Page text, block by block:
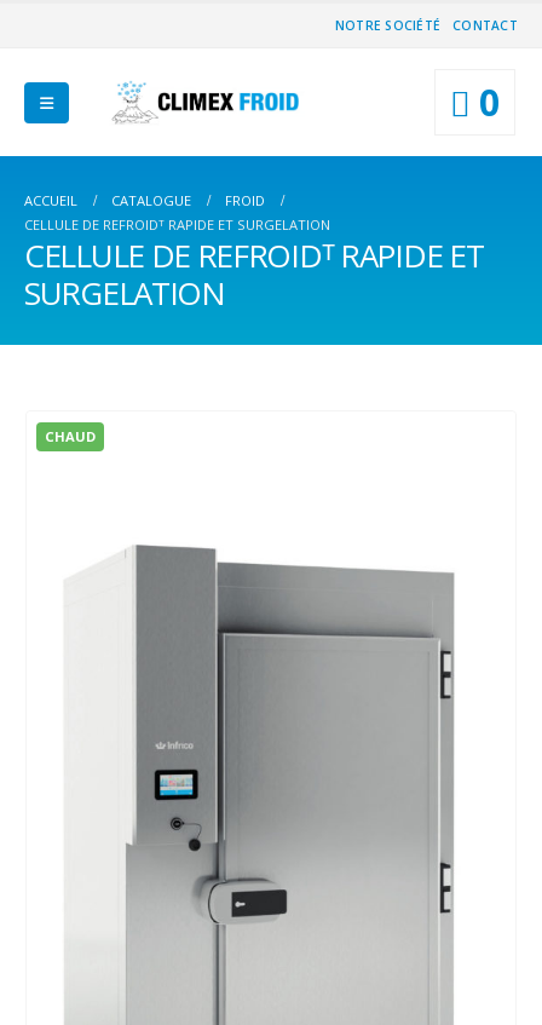
NOTRE SOCIÉTÉ CONTACT
0
ACCUEIL CATALOGUE
FROID
CELLULE DE REFROIDᵀ RAPIDE ET SURGELATION
CELLULE DE REFROIDᵀ RAPIDE ET
SURGELATION
CHAUD